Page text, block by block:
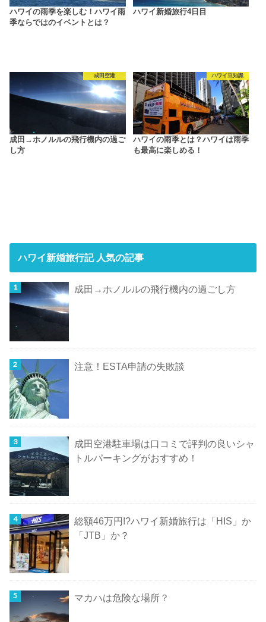
ハワイの雨季を楽しむ！ハワイ雨
季ならではのイベントとは？
ハワイ新婚旅行4日目
成田空港
成田→ホノルルの飛行機内の過ご
し方
ハワイ豆知識
ハワイの雨季とは？ハワイは雨季
も最高に楽しめる！
ハワイ新婚旅行記 人気の記事
成田→ホノルルの飛行機内の過ごし方
注意！ESTA申請の失敗談
成田空港駐車場は口コミで評判の良いシャ
トルパーキングがおすすめ！
総額46万円!?ハワイ新婚旅行は「HIS」か
「JTB」か？
マカハは危険な場所？